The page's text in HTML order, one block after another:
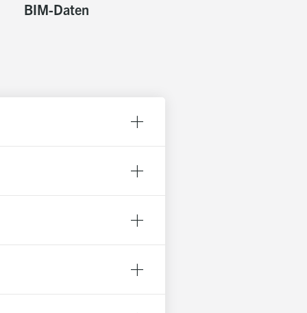
mit Betriebs- und
über das eingebaute
BIM-Daten